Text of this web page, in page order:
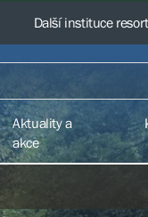
Další instituce
Aktuality a
akce